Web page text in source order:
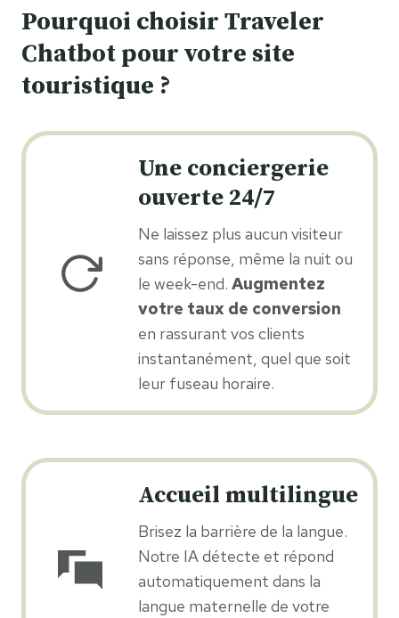
Pourquoi choisir Traveler
Chatbot pour votre site
touristique ?
Une conciergerie
ouverte 24/7
Ne laissez plus aucun visiteur
sans réponse, même la nuit ou
le week-end. Augmentez
votre taux de conversion
en rassurant vos clients
instantanément, quel que soit
leur fuseau horaire.
Accueil multilingue
Brisez la barrière de la langue.
Notre IA détecte et répond
automatiquement dans la
langue maternelle de votre